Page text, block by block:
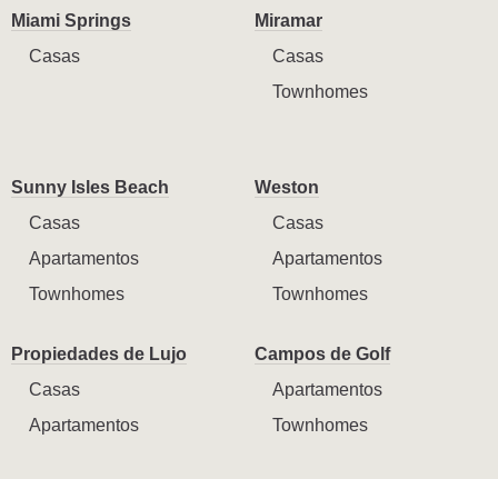
Miami Springs
Casas
Miramar
Casas
Townhomes
Sunny Isles Beach
Casas
Apartamentos
Townhomes
Weston
Casas
Apartamentos
Townhomes
Propiedades de Lujo
Casas
Apartamentos
Campos de Golf
Apartamentos
Townhomes